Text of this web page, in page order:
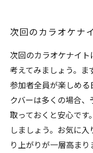
次回のカラオケナ
次回のカラオケナイト
考えてみましょう。ま
参加者全員が楽しめる
クバーは多くの場合
取っておくと安心です
しましょう。お気に
り上がりが一層高ま